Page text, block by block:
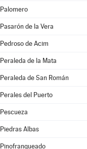
Palomero
Pasarón de la Vera
Pedroso de Acim
Peraleda de la Mata
Peraleda de San Román
Perales del Puerto
Pescueza
Piedras Albas
Pinofranqueado